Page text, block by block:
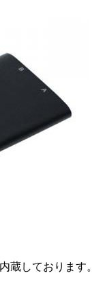
蔵しております。